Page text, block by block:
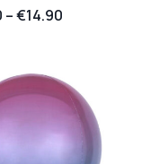
–€14.90